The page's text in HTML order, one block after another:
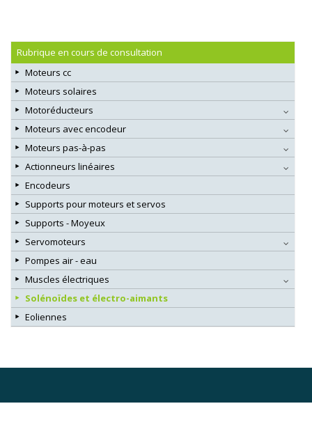
Rubrique en cours de consultation
Moteurs cc
Moteurs solaires
Motoréducteurs
Moteurs avec encodeur
Moteurs pas-à-pas
Actionneurs linéaires
Encodeurs
Supports pour moteurs et servos
Supports - Moyeux
Servomoteurs
Pompes air - eau
Muscles électriques
Solénoïdes et électro-aimants
Eoliennes